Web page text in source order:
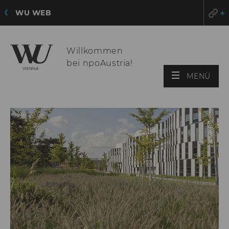
WU WEB
Willkommen
bei npoAustria!
MENÜ